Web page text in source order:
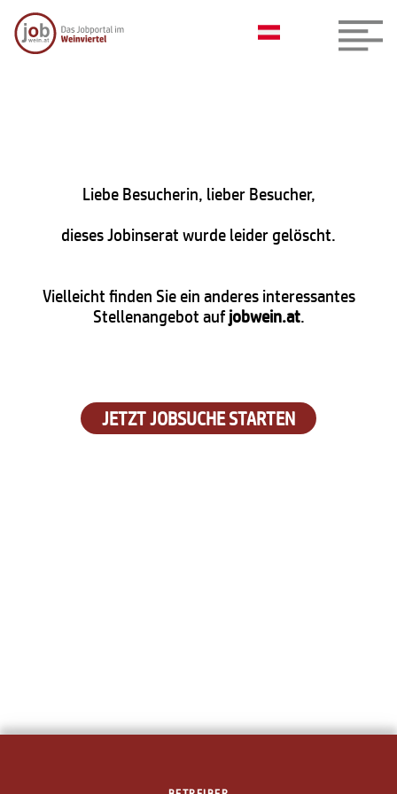
Liebe Besucherin, lieber Besucher,
dieses Jobinserat wurde leider gelöscht.
Vielleicht finden Sie ein anderes interessantes
Stellenangebot aufjobwein.at.
JETZT JOBSUCHE STARTEN